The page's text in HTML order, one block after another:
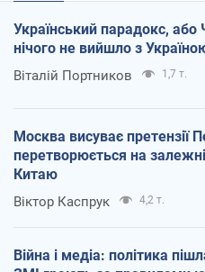
Український парадокс, або
нічого не вийшло з
Віталій Портников 1,7 т.
Москва висуває претензії
перетворюється на
Китаю
Віктор Каспрук 4,2 т.
Війна і медіа: політика